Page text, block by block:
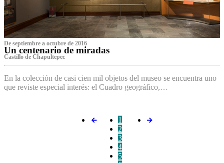
De septiembre a octubre de 2016
Un centenario de miradas
Castillo de Chapultepec
En la colección de casi cien mil objetos del museo se encuentra uno
que reviste especial interés: el Cuadro geográfico,…
1
2
3
4
5